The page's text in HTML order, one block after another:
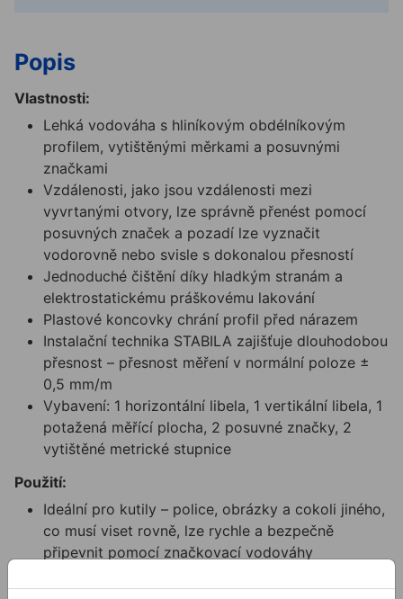
Popis
Vlastnosti:
Lehká vodováha s hliníkovým obdélníkovým
profilem, vytištěnými měrkami a posuvnými
značkami
Vzdálenosti, jako jsou vzdálenosti mezi
vyvrtanými otvory, lze správně přenést pomocí
posuvných značek a pozadí lze vyznačit
vodorovně nebo svisle s dokonalou přesností
Jednoduché čištění díky hladkým stranám a
elektrostatickému práškovému lakování
Plastové koncovky chrání profil před nárazem
Instalační technika STABILA zajišťuje dlouhodobou
přesnost – přesnost měření v normální poloze ±
0,5 mm/m
Vybavení: 1 horizontální libela, 1 vertikální libela, 1
potažená měřící plocha, 2 posuvné značky, 2
vytištěné metrické stupnice
Použití:
Ideální pro kutily – police, obrázky a cokoli jiného,
​​co musí viset rovně, lze rychle a bezpečně
připevnit pomocí značkovací vodováhy
Technické parametry: